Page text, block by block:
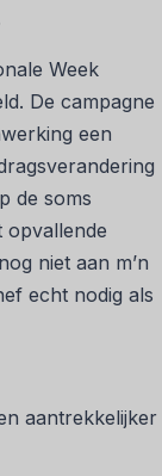
Week
De campagne
een
de soms
opvallende
niet aan m’n
echt nodig als
aantrekkelijker